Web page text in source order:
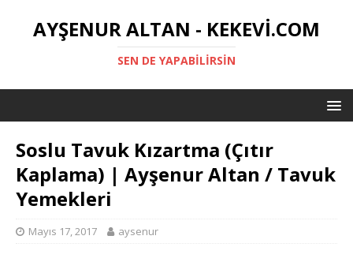
AYŞENUR ALTAN - KEKEVI.COM
SEN DE YAPABILIRSIN
Soslu Tavuk Kızartma (Çıtır
Kaplama) | Ayşenur Altan / Tavuk
Yemekleri
Mayıs 17, 2017 aysenur